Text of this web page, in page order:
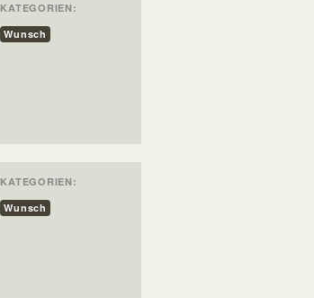
KATEGORIEN:
Wunsch
KATEGORIEN:
Wunsch